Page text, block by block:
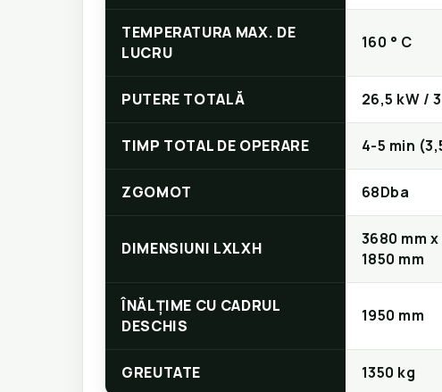
TEMPERATURA MAX. DE
LUCRU
160 ° C
PUTERE TOTALĂ 26,5 kW /
TIMP TOTAL DE OPERARE 4-5 min
ZGOMOT 68Dba
DIMENSIUNI LXLXH
3680 mm
1850 mm
ÎNĂLȚIME CU CADRUL
DESCHIS
1950 mm
GREUTATE 1350 kg